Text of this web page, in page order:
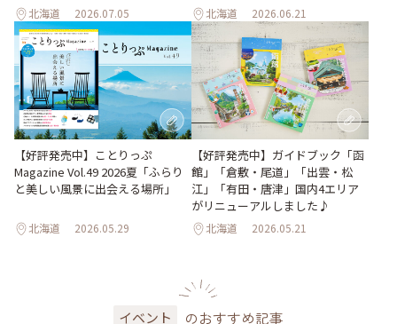
北海道 2026.07.05 北海道 2026.06.21
【好評発売中】ことりっぷ
Magazine Vol.49 2026夏「ふらり
と美しい風景に出会える場所」
北海道 2026.05.29
【好評発売中】ガイドブック「函
館」「倉敷・尾道」「出雲・松
江」「有田・唐津」国内4エリア
がリニューアルしました♪
北海道 2026.05.21
イベント のおすすめ記事